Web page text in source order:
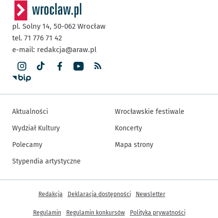
pl. Solny 14, 50-062 Wrocław
tel. 71 776 71 42
e-mail: redakcja@araw.pl
Aktualności
Wydział Kultury
Polecamy
Stypendia artystyczne
Wrocławskie festiwale
Koncerty
Mapa strony
Inne informacje
Redakcja Deklaracja dostępności Newsletter
Regulamin Regulamin konkursów Polityka prywatności